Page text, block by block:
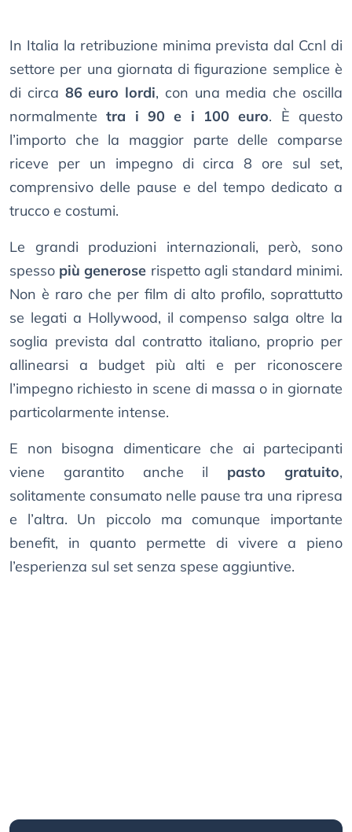
In Italia la retribuzione minima prevista dal Ccnl di
settore per una giornata di figurazione semplice è
di circa 86 euro lordi, con una media che oscilla
normalmentetra i 90 e i 100 euro. È questo
l’importo che la maggior parte delle comparse
riceve per un impegno di circa 8 ore sul set,
comprensivo delle pause e del tempo dedicato a
trucco e costumi.
Le grandi produzioni internazionali, però, sono
spesso più generose rispetto agli standard minimi.
Non è raro che per film di alto profilo, soprattutto
se legati a Hollywood, il compenso salga oltre la
soglia prevista dal contratto italiano, proprio per
allinearsi a budget più alti e per riconoscere
l’impegno richiesto in scene di massa o in giornate
particolarmente intense.
E non bisogna dimenticare che ai partecipanti
viene garantito anche il pasto gratuito,
solitamente consumato nelle pause tra una ripresa
e l’altra. Un piccolo ma comunque importante
benefit, in quanto permette di vivere a pieno
l’esperienza sul set senza spese aggiuntive.